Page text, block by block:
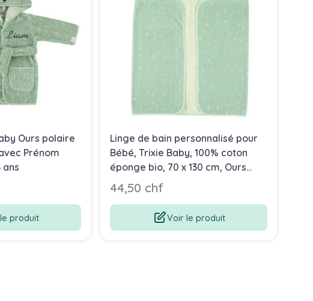
Ours polaire
Prénom
ans
produit
Linge de bain personnalisé pour
Bébé, Trixie Baby, 100% coton
éponge bio, 70 x 130 cm, Ours
Polaire
44,50 chf
Voir le produit